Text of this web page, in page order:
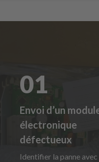
01
Envoi d’un
électronique
défectueux
Identifier la panne